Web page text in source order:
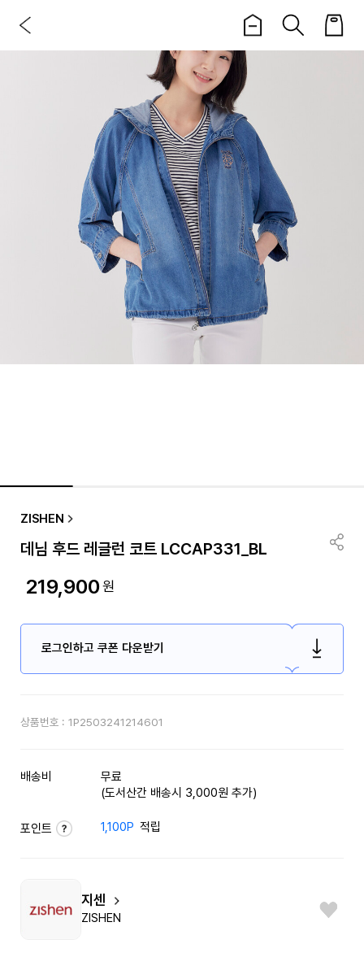
ZISHEN
데님 후드 레글런 코트 LCCAP331_BL
219,900원
로그인하고 쿠폰 다운받기
상품번호 : 1P2503241214601
배송비
무료
(도서산간 배송시 3,000원 추가)
포인트 1,100P 적립
지센
ZISHEN